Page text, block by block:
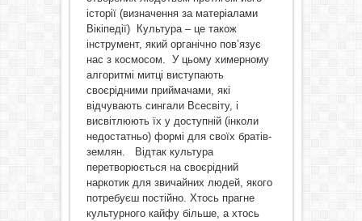
історії (визначення за матеріалами
Вікіпедії)
Культура – це також
інструмент, який органічно пов’язує
нас з космосом. У цьому химерному
алгоритмі митці виступають
своєрідними приймачами, які
відчувають сингали Всесвіту, і
висвітлюють їх у доступній (інколи
недостатньо) формі для своїх братів-
землян. Відтак культура
перетворюється на своєрідний
наркотик для звичайних людей, якого
потребуєш постійно. Хтось прагне
культурного кайфу більше, а хтось